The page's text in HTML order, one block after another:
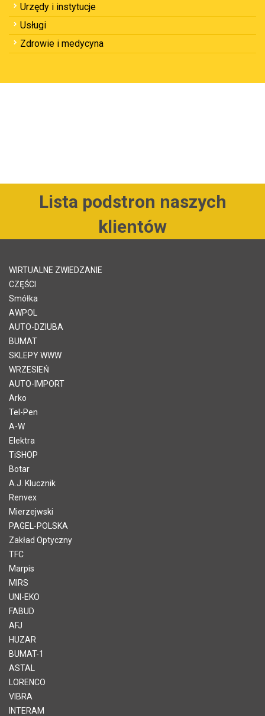
Urzędy i instytucje
Usługi
Zdrowie i medycyna
Lista podstron naszych
klientów
WIRTUALNE ZWIEDZANIE
CZĘŚCI
Smółka
AWPOL
AUTO-DZIUBA
BUMAT
SKLEPY WWW
WRZESIEŃ
AUTO-IMPORT
Arko
Tel-Pen
A-W
Elektra
TiSHOP
Botar
A.J. Klucznik
Renvex
Mierzejwski
PAGEL-POLSKA
Zakład Optyczny
TFC
Marpis
MIRS
UNI-EKO
FABUD
AFJ
HUZAR
BUMAT-1
ASTAL
LORENCO
VIBRA
INTERAM